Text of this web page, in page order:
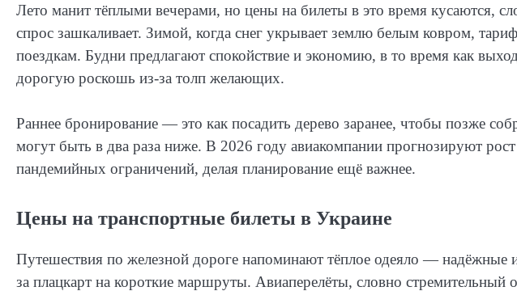
Лето манит тёплыми вечерами, но цены на билеты в это время кусаются,
спрос зашкаливает. Зимой, когда снег укрывает землю белым ковром,
поездкам. Будни предлагают спокойствие и экономию, в то время как
дорогую роскошь из-за толп желающих.
Раннее бронирование — это как посадить дерево заранее, чтобы позже
могут быть в два раза ниже. В 2026 году авиакомпании прогнозируют
пандемийных ограничений, делая планирование ещё важнее.
Цены на транспортные билеты в Украине
Путешествия по железной дороге напоминают тёплое одеяло — надёжные
за плацкарт на короткие маршруты. Авиаперелёты, словно стремительный